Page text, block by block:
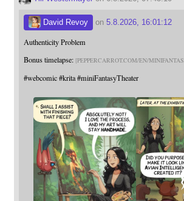
David Revoy on 5.8.2026, 16:01:12
Authenticity Problem
Bonus timelapse: PEPPERCARROT.COM/EN/MINIFANTAS
#webcomic #krita #miniFantasyTheater